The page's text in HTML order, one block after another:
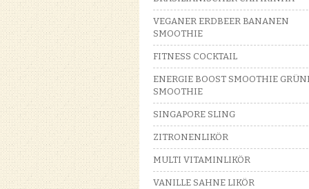
VEGANER ERDBEER BANANEN
SMOOTHIE
FITNESS COCKTAIL
ENERGIE BOOST SMOOTHIE
SMOOTHIE
SINGAPORE SLING
ZITRONENLIKÖR
MULTI VITAMINLIKÖR
VANILLE SAHNE LIKÖR